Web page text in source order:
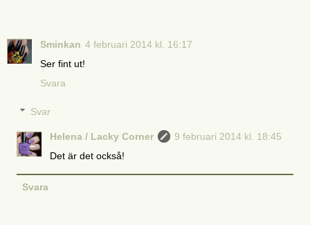
Sminkan 4 februari 2014 kl. 16:17
Ser fint ut!
Svara
Svar
Helena / Lacky Corner
9 februari 2014 kl. 18:45
Det är det också!
Svara